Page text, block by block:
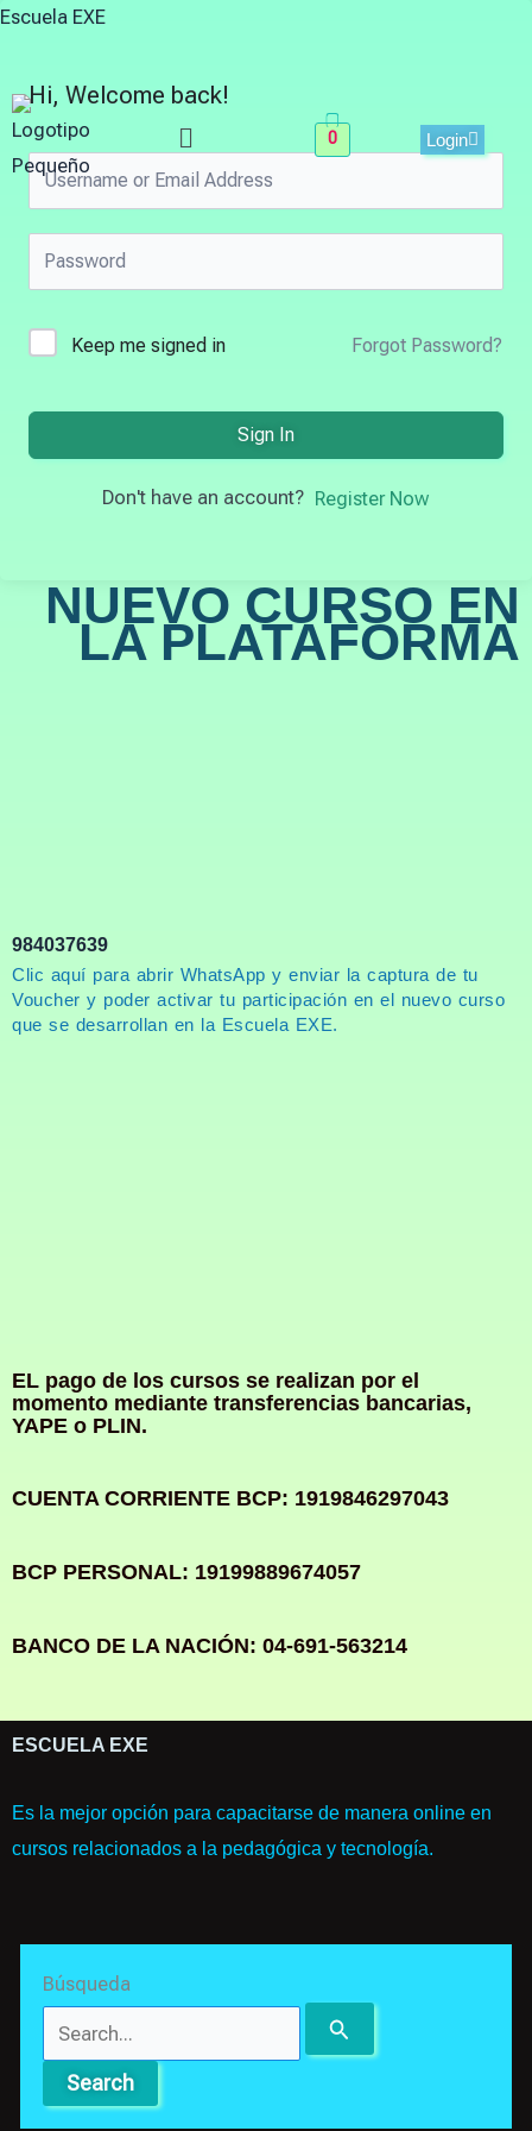
Skip
content
Escuela EXE
Menu 0 Login
Hi, Welcome back!
Keep me signed in Forgot Password?
Sign In
Don't have an account? Register Now
NUEVO CURSO EN
LA PLATAFORMA
984037639
Clic aquí para abrir WhatsApp y enviar la captura de tu
Voucher y poder activar tu participación en el nuevo curso
que se desarrollan en la Escuela EXE.
EL pago de los cursos se realizan por el
momento mediante transferencias bancarias,
YAPE o PLIN.
CUENTA CORRIENTE BCP: 1919846297043
BCP PERSONAL: 19199889674057
BANCO DE LA NACIÓN: 04-691-563214
ESCUELA EXE
Es la mejor opción para capacitarse de manera online en
cursos relacionados a la pedagógica y tecnología.
Búsqueda
for: